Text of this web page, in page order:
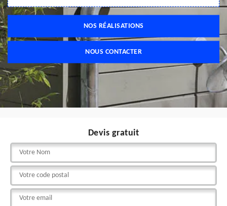
NOS RÉALISATIONS
NOUS CONTACTER
Devis gratuit